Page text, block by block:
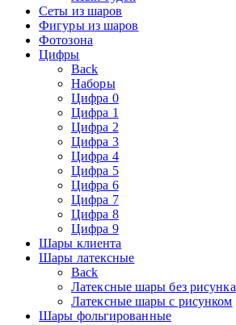
Сеты из шаров
Фигуры из шаров
Фотозона
Цифры
Back
Наборы
Цифра 0
Цифра 1
Цифра 2
Цифра 3
Цифра 4
Цифра 5
Цифра 6
Цифра 7
Цифра 8
Цифра 9
Шары клиента
Шары латексные
Back
Латексные шары без рисунка
Латексные шары с рисунком
Шары фольгированные